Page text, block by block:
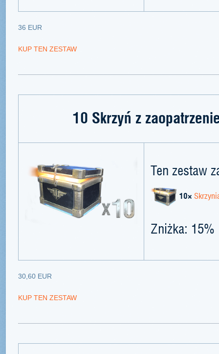
36 EUR
KUP TEN ZESTAW
10 Skrzyń z
Ten zestaw
10×
Zniżka: 15%
30,60 EUR
KUP TEN ZESTAW